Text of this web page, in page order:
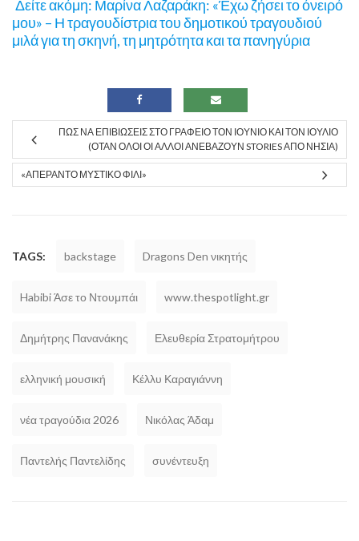
Δείτε ακόμη: Μαρίνα Λαζαράκη: «Έχω ζήσει το όνειρό
μου» – Η τραγουδίστρια του δημοτικού τραγουδιού
μιλά για τη σκηνή, τη μητρότητα και τα πανηγύρια
ΠΏΣ ΝΑ ΕΠΙΒΙΏΣΕΙΣ ΣΤΟ ΓΡΑΦΕΊΟ ΤΟΝ ΙΟΎΝΙΟ ΚΑΙ ΤΟΝ ΙΟΎΛΙΟ
(ΌΤΑΝ ΌΛΟΙ ΟΙ ΆΛΛΟΙ ΑΝΕΒΆΖΟΥΝ STORIES ΑΠΌ ΝΗΣΙΆ)
«ΑΠΈΡΑΝΤΟ ΜΥΣΤΙΚΌ ΦΙΛΊ»
TAGS: backstage Dragons Den νικητής
​Habibi Άσε το Ντουμπάι www.thespotlight.gr
Δημήτρης Πανανάκης Ελευθερία Στρατομήτρου
ελληνική μουσική Κέλλυ Καραγιάννη
νέα τραγούδια 2026 Νικόλας Άδαμ
Παντελής Παντελίδης συνέντευξη